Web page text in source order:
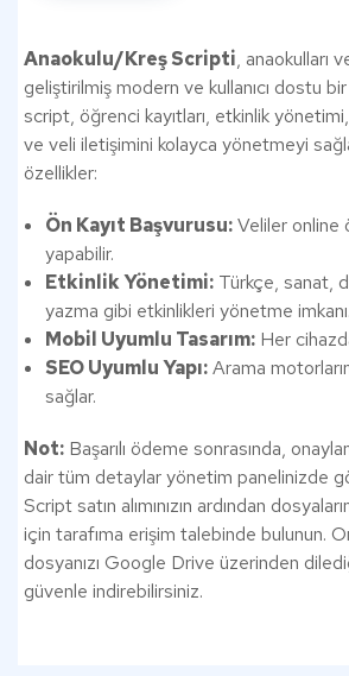
Anaokulu/Kreş Scripti, anaokulları
geliştirilmiş modern ve kullanıcı dostu bir
script, öğrenci kayıtları, etkinlik
ve veli iletişimini kolayca yönetmeyi
özellikler:
Ön Kayıt Başvurusu:Veliler online
yapabilir.
Etkinlik Yönetimi: Türkçe, sanat,
yazma gibi etkinlikleri yönetme imkanı.
Mobil Uyumlu Tasarım: Her
SEO Uyumlu Yapı:Arama
sağlar.
Not: Başarılı ödeme sonrasında,
dair tüm detaylar yönetim panelinizde
Script satın alımınızın ardından
için tarafıma erişim talebinde bulunun.
dosyanızı Google Drive üzerinden
güvenle indirebilirsiniz​.